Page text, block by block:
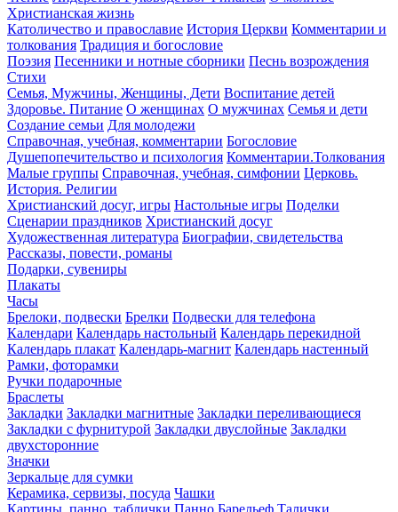
Христианская жизнь
Католичество и православие История Церкви Комментарии и
толкования Традиция и богословие
Поэзия Песенники и нотные сборники Песнь возрождения
Стихи
Семья, Мужчины, Женщины, Дети Воспитание детей
Здоровье. Питание О женщинах О мужчинах Семья и дети
Создание семьи Для молодежи
Справочная, учебная, комментарии Богословие
Душепопечительство и психология Комментарии.Толкования
Малые группы Справочная, учебная, симфонии Церковь.
История. Религии
Христианский досуг, игры Настольные игры Поделки
Сценарии праздников Христианский досуг
Художественная литература Биографии, свидетельства
Рассказы, повести, романы
Подарки, сувениры
Плакаты
Часы
Брелоки, подвески Брелки Подвески для телефона
Календари Календарь настольный Календарь перекидной
Календарь плакат Календарь-магнит Календарь настенный
Рамки, фоторамки
Ручки подарочные
Браслеты
Закладки Закладки магнитные Закладки переливающиеся
Закладки с фурнитурой Закладки двуслойные Закладки
двухсторонние
Значки
Зеркальце для сумки
Керамика, сервизы, посуда Чашки
Картины, панно, таблички Панно Барельеф Талички